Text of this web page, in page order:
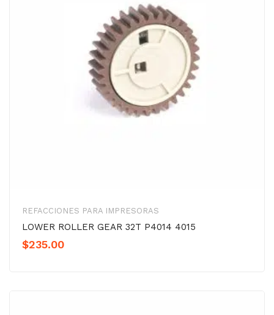
REFACCIONES PARA IMPRESORAS
LOWER ROLLER GEAR 32T P4014 4015
$235.00